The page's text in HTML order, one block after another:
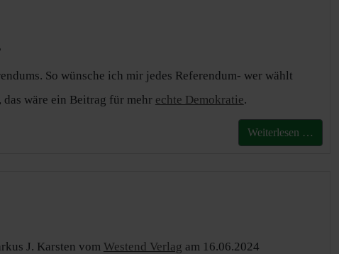
So wünsche ich mir jedes Referendum- wer wählt
wäre ein Beitrag für mehr echte Demokratie.
Weiterlesen …
J. Karsten vom Westend Verlag am 16.06.2024